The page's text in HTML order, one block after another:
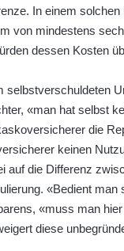
In einem
von mindestens
dessen Kosten
selbstverschuldeten
«man hat selbst
die
keinen
auf die Differenz
«Bedient
«muss man
diese